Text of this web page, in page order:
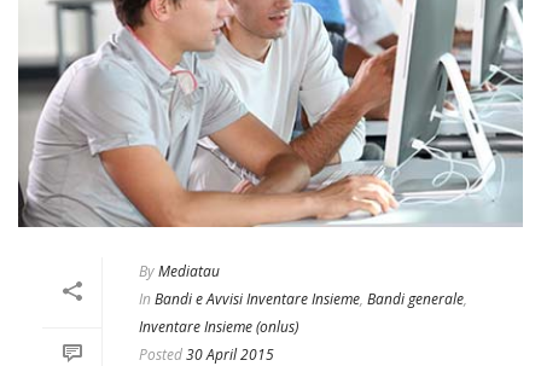
ByMediatau
In Bandi e Avvisi Inventare Insieme, Bandi generale,
Inventare Insieme (onlus)
Posted30 April 2015